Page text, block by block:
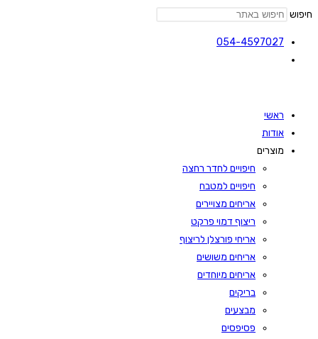
חיפוש
054-4597027
ראשי
אודות
מוצרים
חיפויים לחדר רחצה
חיפויים למטבח
אריחים מצויירים
ריצוף דמוי פרקט
אריחי פורצלן לריצוף
אריחים משושים
אריחים מיוחדים
בריקים
מבצעים
פסיפסים